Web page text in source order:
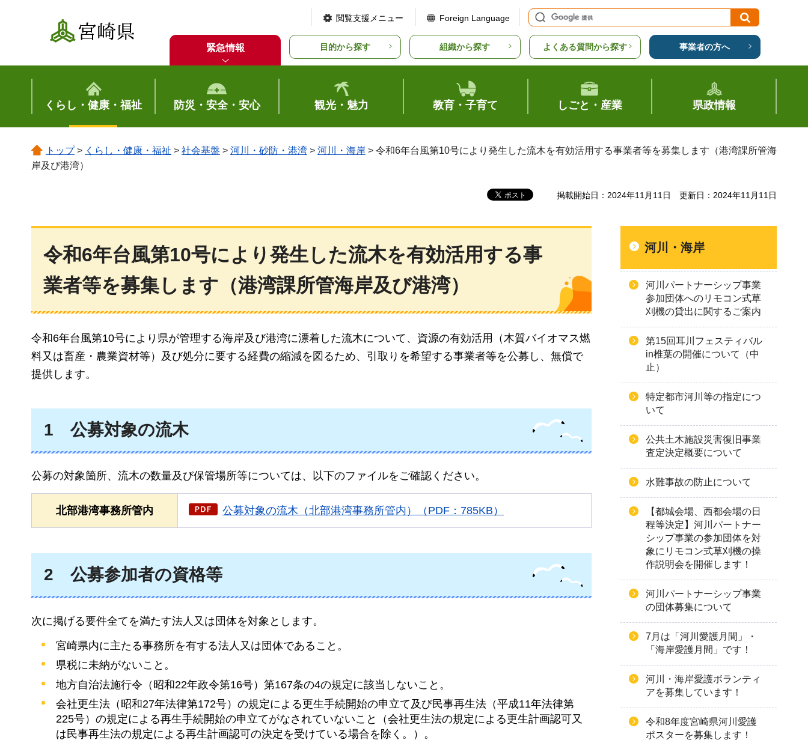
宮崎県
閲覧支援メニュー Foreign Language
緊急情報 目的から探す 組織から探す よくある質問から探す 事業者の方へ
くらし・健康・福祉 防災・安全・安心 観光・魅力 教育・子育て しごと・産業 県政情報
トップ> くらし・健康・福祉 > 社会基盤 > 河川・砂防・港湾 > 河川・海岸 > 令和6年台風第10号により発生した流木を有効活用する事業者等を募集します（港湾課所管海
岸及び港湾）
掲載開始日：2024年11月11日 更新日：2024年11月11日
令和6年台風第10号により発生した流木を有効活用する事
業者等を募集します（港湾課所管海岸及び港湾）
令和6年台風第10号により県が管理する海岸及び港湾に漂着した流木について、資源の有効活用（木質バイオマス燃
料又は畜産・農業資材等）及び処分に要する経費の縮減を図るため、引取りを希望する事業者等を公募し、無償で
提供します。
1 公募対象の流木
公募の対象箇所、流木の数量及び保管場所等については、以下のファイルをご確認ください。
北部港湾事務所管内 公募対象の流木（北部港湾事務所管内）（PDF：785KB）
2 公募参加者の資格等
次に掲げる要件全てを満たす法人又は団体を対象とします。
宮崎県内に主たる事務所を有する法人又は団体であること。
県税に未納がないこと。
地方自治法施行令（昭和22年政令第16号）第167条の4の規定に該当しないこと。
会社更生法（昭和27年法律第172号）の規定による更生手続開始の申立て及び民事再生法（平成11年法律第
225号）の規定による再生手続開始の申立てがなされていないこと（会社更生法の規定による更生計画認可又
は民事再生法の規定による再生計画認可の決定を受けている場合を除く。）。
河川・海岸
河川パートナーシップ事業
参加団体へのリモコン式草
刈機の貸出に関するご案内
第15回耳川フェスティバル
in椎葉の開催について（中
止）
特定都市河川等の指定につ
いて
公共土木施設災害復旧事業
査定決定概要について
水難事故の防止について
【都城会場、西都会場の日
程等決定】河川パートナー
シップ事業の参加団体を対
象にリモコン式草刈機の操
作説明会を開催します！
河川パートナーシップ事業
の団体募集について
7月は「河川愛護月間」・
「海岸愛護月間」です！
河川・海岸愛護ボランティ
アを募集しています！
令和8年度宮崎県河川愛護
ポスターを募集します！